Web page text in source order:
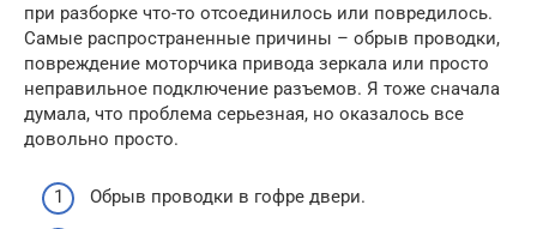
при разборке что-то отсоединилось или повредилось.
Самые распространенные причины – обрыв проводки,
повреждение моторчика привода зеркала или просто
неправильное подключение разъемов. Я тоже сначала
думала, что проблема серьезная, но оказалось все
довольно просто.
Обрыв проводки в гофре двери.